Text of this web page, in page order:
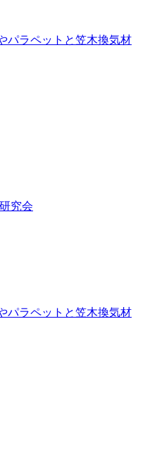
パラペットと笠木換気材
究会
パラペットと笠木換気材